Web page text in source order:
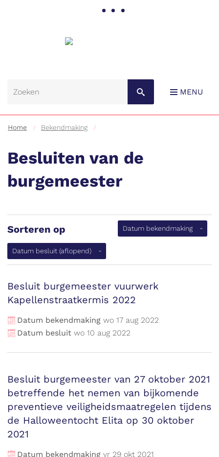
Naar
MENU
Home Bekendmaking
Besluiten van de
burgemeester
Sorteren op Datum bekendmaking
Datum besluit (aflopend)
Besluit burgemeester vuurwerk
Kapellenstraatkermis 2022
Datum bekendmaking wo 17 aug 2022
Datum besluit wo 10 aug 2022
Besluit burgemeester van 27 oktober 2021
betreffende het nemen van bijkomende
preventieve veiligheidsmaatregelen tijdens
de Halloweentocht Elita op 30 oktober
2021
Datum bekendmaking vr 29 okt 2021